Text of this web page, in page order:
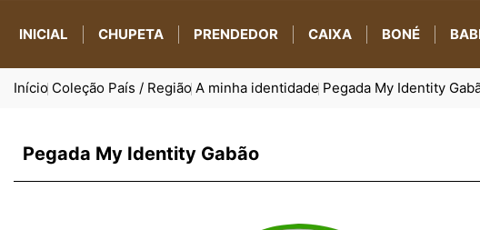
INICIAL CHUPETA PRENDEDOR CAIXA BONÉ
Início Coleção País / Região A minha identidade Pegada My Identity
Pegada My Identity Gabão